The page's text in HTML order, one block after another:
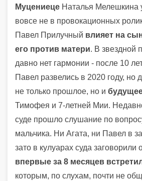
Муцениеце Наталья Мелешкина
вовсе не в провокационных
Павел Прилучный влияет на
его против матери. В звездной
давно нет гармонии - после 10
Павел развелись в 2020 году, но
не только прошлое, но и
Тимофея и 7-летней Мии.
суде прошло слушание по
мальчика. Ни Агата, ни Павел в
зато в кулуарах суда заговорили
впервые за 8 месяцев
которым, по слухам, почти не